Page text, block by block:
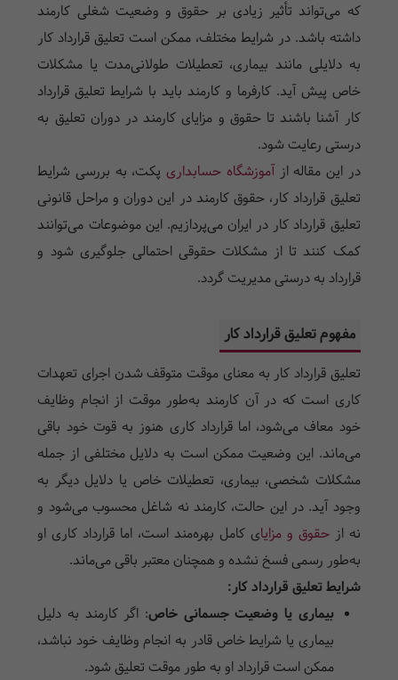
که می‌تواند تأثیر زیادی بر حقوق و وضعیت شغلی کارمند
داشته باشد. در شرایط مختلف، ممکن است تعلیق قرارداد کار
به دلایلی مانند بیماری، تعطیلات طولانی‌مدت یا مشکلات
خاص پیش آید. کارفرما و کارمند باید با شرایط تعلیق قرارداد
کار آشنا باشند تا حقوق و مزایای کارمند در دوران تعلیق به
درستی رعایت شود.
در این مقاله ازآموزشگاه حسابداریپکت، به بررسی شرایط
تعلیق قرارداد کار، حقوق کارمند در این دوران و مراحل قانونی
تعلیق قرارداد کار در ایران می‌پردازیم. این موضوعات می‌توانند
کمک کنند تا از مشکلات حقوقی احتمالی جلوگیری شود و
قرارداد به درستی مدیریت گردد.
مفهوم تعلیق قرارداد کار
تعلیق قرارداد کار به معنای موقت متوقف شدن اجرای تعهدات
کاری است که در آن کارمند به‌طور موقت از انجام وظایف
خود معاف می‌شود، اما قرارداد کاری هنوز به قوت خود باقی
می‌ماند. این وضعیت ممکن است به دلایل مختلفی از جمله
مشکلات شخصی، بیماری، تعطیلات خاص یا دلایل دیگر به
وجود آید. در این حالت، کارمند نه شاغل محسوب می‌شود و
نه ازحقوق و مزایای کامل بهره‌مند است، اما قرارداد کاری او
به‌طور رسمی فسخ نشده و همچنان معتبر باقی می‌ماند.
شرایط تعلیق قرارداد کار:
بیماری یا وضعیت جسمانی خاص: اگر کارمند به دلیل
بیماری یا شرایط خاص قادر به انجام وظایف خود نباشد،
ممکن است قرارداد او به طور موقت تعلیق شود.